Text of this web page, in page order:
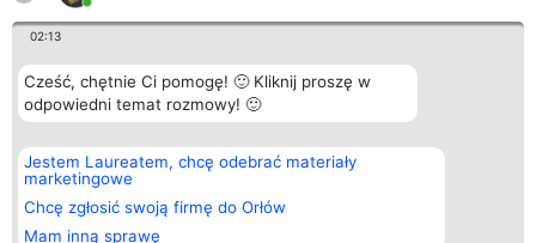
02:13
Cześć, chętnie Ci pomogę! 🙂 Kliknij proszę w
odpowiedni temat rozmowy! 🙂
Jestem Laureatem, chcę odebrać materiały
marketingowe
Chcę zgłosić swoją firmę do Orłów
Mam inną sprawę
Organizator plebiscytu
Bright Side Solutions sp. z o.
o. sp. k.
ul. Ruska 22
Wrocław 50-079
KRS 0000749100 | Regon
Plebiscyt
Laureaci
wszystkich
Laureatów
Kontakt
Kontakt